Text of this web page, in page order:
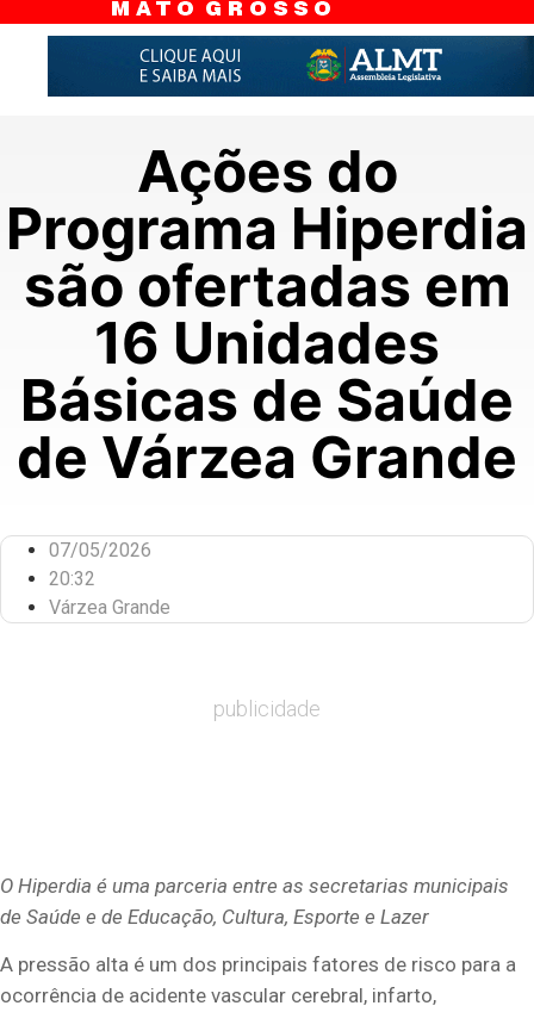
Ações do
Programa Hiperdia
são ofertadas em
16 Unidades
Básicas de Saúde
de Várzea Grande
07/05/2026
20:32
Várzea Grande
publicidade
O Hiperdia é uma parceria entre as secretarias municipais
de Saúde e de Educação, Cultura, Esporte e Lazer
A pressão alta é um dos principais fatores de risco para a
ocorrência de acidente vascular cerebral, infarto,